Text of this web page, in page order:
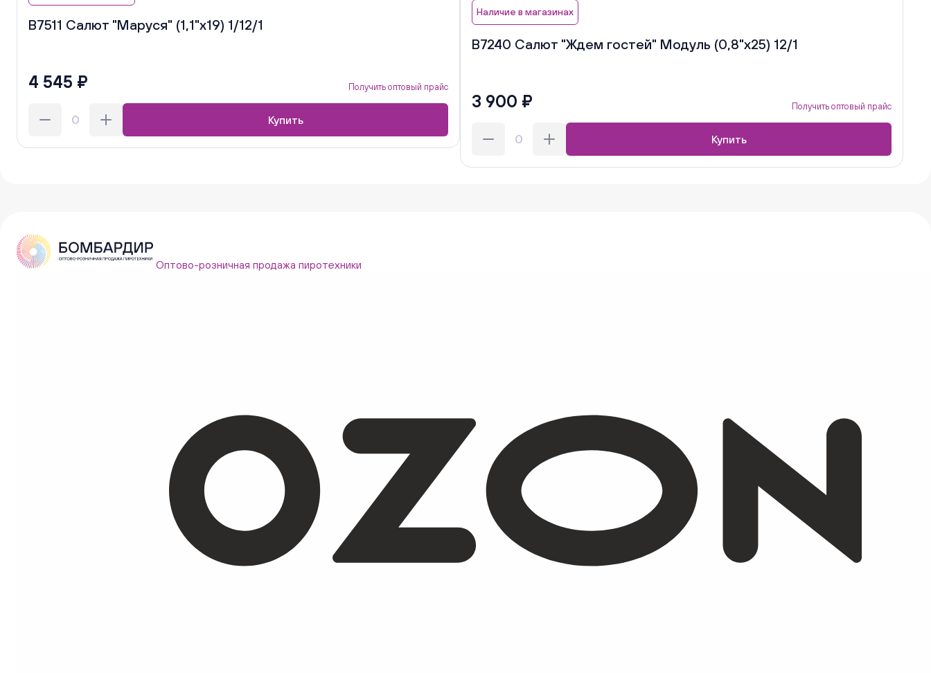
В7511 Салют "Маруся" (1,1"х19) 1/12/1
4 545 ₽ Получить оптовый прайс
Купить
Наличие в магазинах
В7240 Салют "Ждем гостей" Модуль (0,8"х25) 12/1
3 900 ₽ Получить оптовый прайс
Купить
Оптово-розничная продажа пиротехники